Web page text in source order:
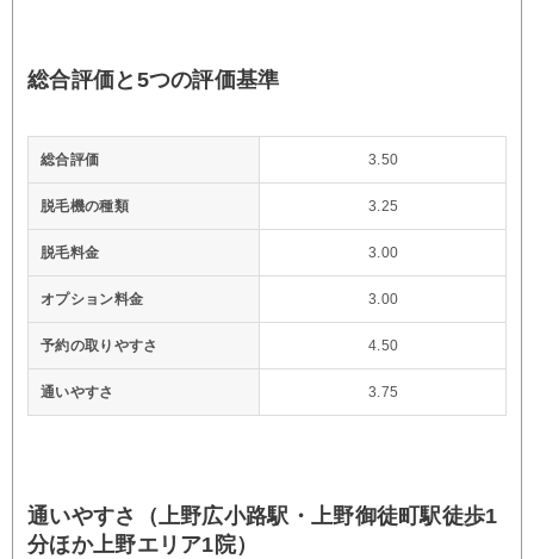
総合評価と5つの評価基準
総合評価 3.50
脱毛機の種類 3.25
脱毛料金 3.00
オプション料金 3.00
予約の取りやすさ 4.50
通いやすさ 3.75
通いやすさ（上野広小路駅・上野御徒町駅徒歩1
分ほか上野エリア1院）